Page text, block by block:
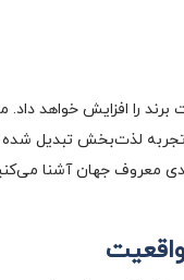
را افزایش خواهد
لذت‌بخش تبدیل شده
واقعیت